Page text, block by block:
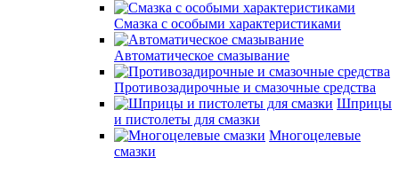
Смазка с особыми характеристиками
Автоматическое смазывание
Противозадирочные и смазочные средства
Шприцы
и пистолеты для смазки
Многоцелевые
смазки